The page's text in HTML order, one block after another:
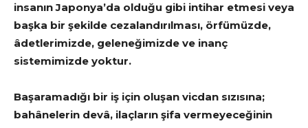
insanın Japonya’da olduğu gibi intihar etmesi veya
başka bir şekilde cezalandırılması, örfümüzde,
âdetlerimizde, geleneğimizde ve inanç
sistemimizde yoktur.
Başaramadığı bir iş için oluşan vicdan sızısına;
bahânelerin devâ, ilaçların şifa vermeyeceğinin